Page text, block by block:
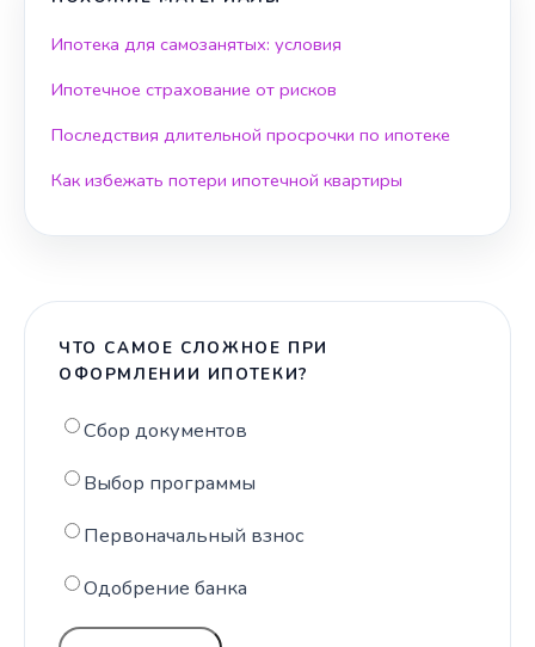
Ипотека для самозанятых: условия
Ипотечное страхование от рисков
Последствия длительной просрочки по ипотеке
Как избежать потери ипотечной квартиры
ЧТО САМОЕ СЛОЖНОЕ ПРИ
ОФОРМЛЕНИИ ИПОТЕКИ?
Сбор документов
Выбор программы
Первоначальный взнос
Одобрение банка